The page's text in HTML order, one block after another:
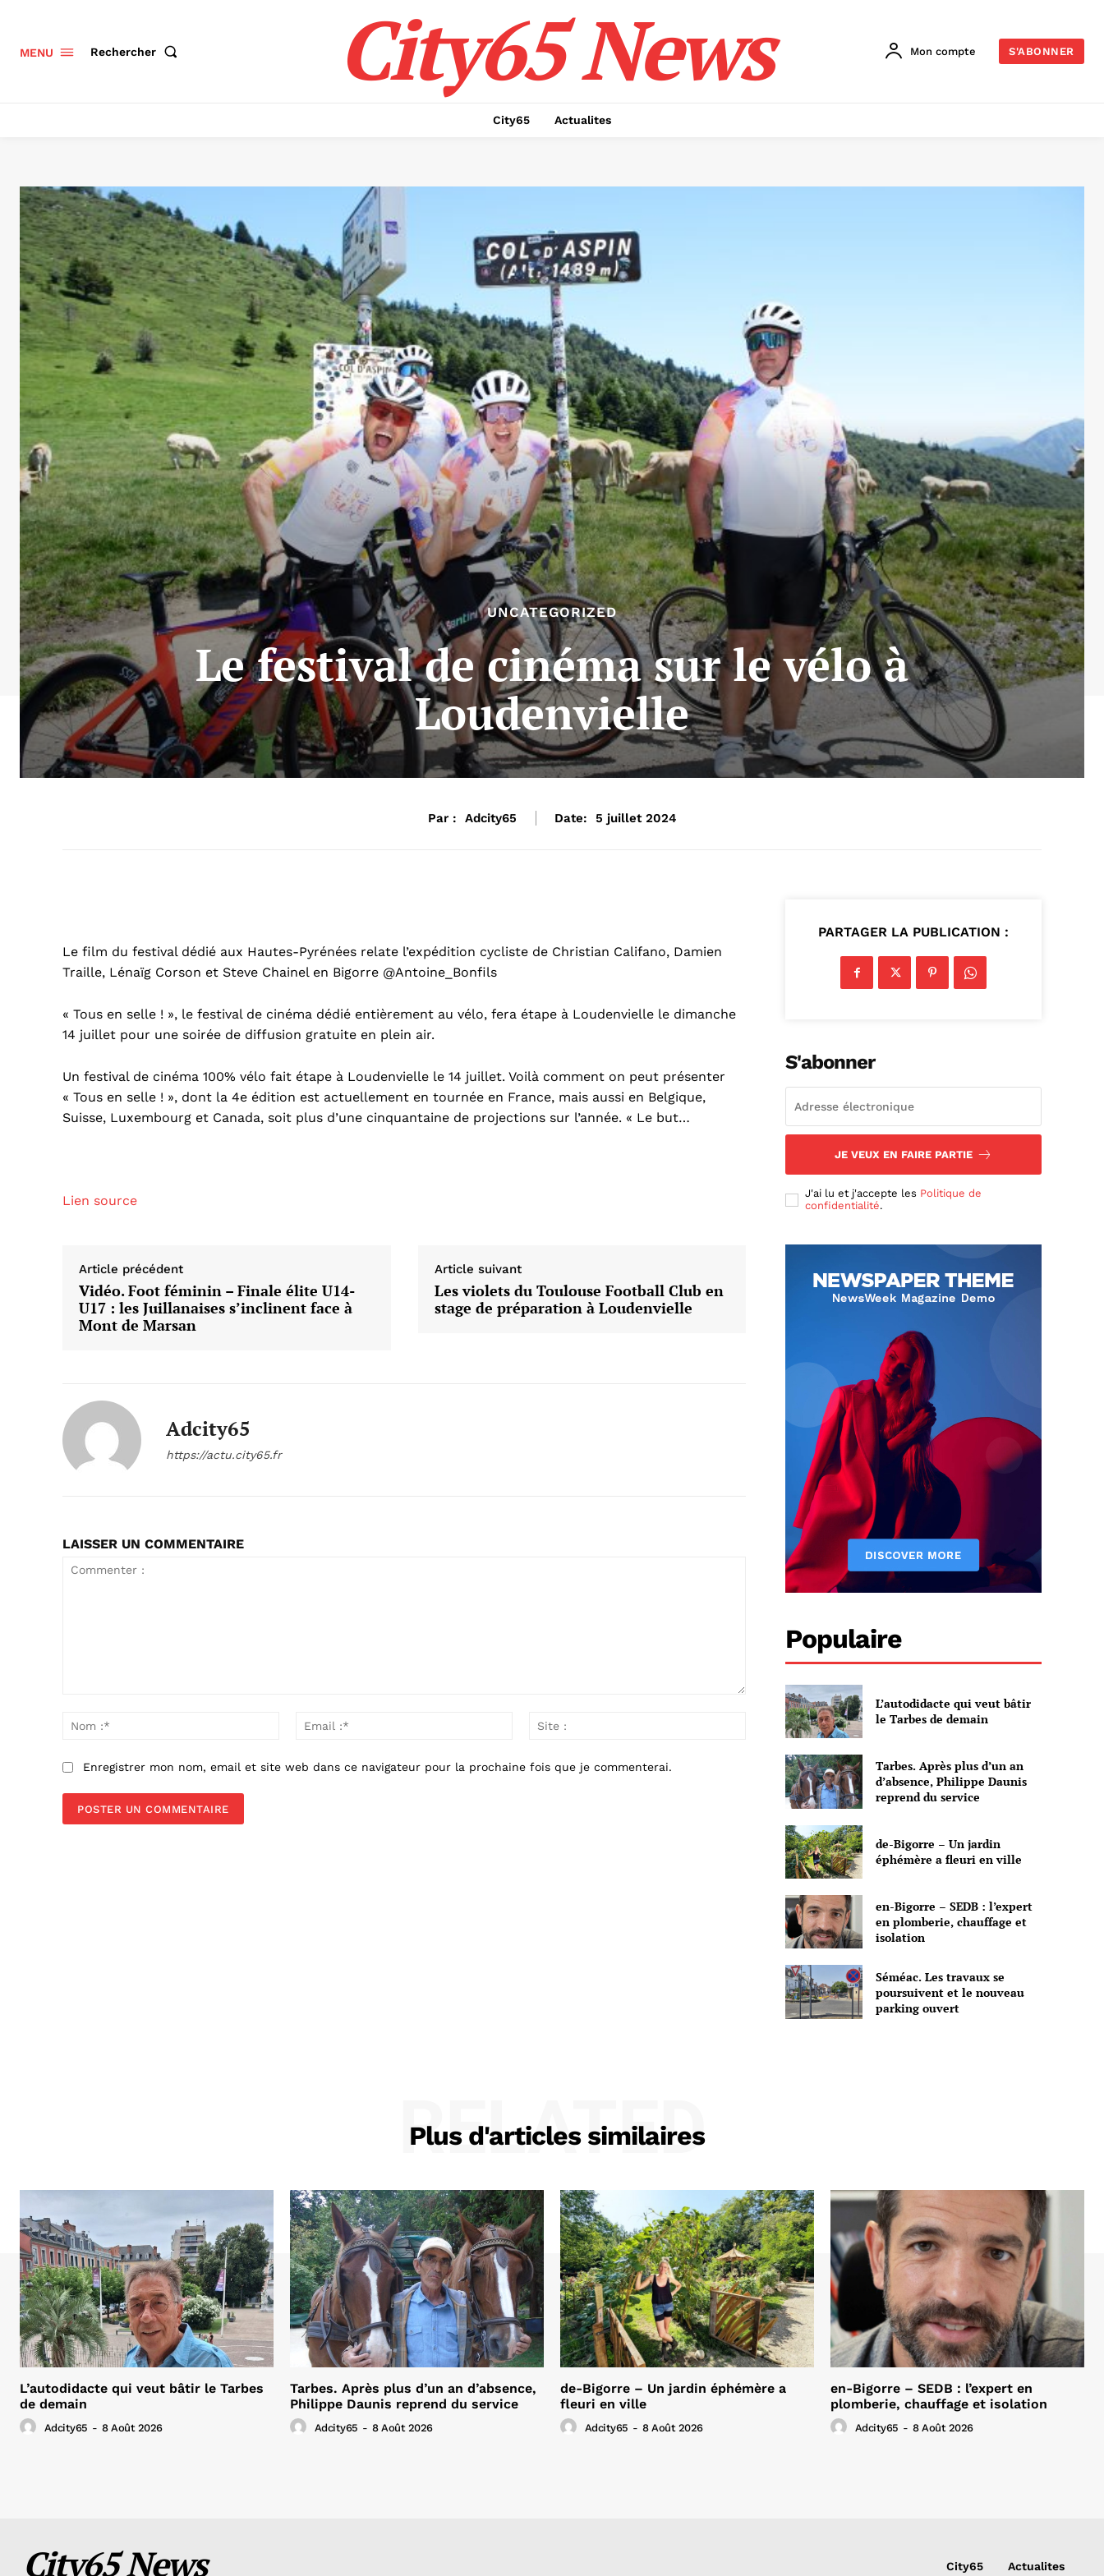
MENU Rechercher City65 News Mon compte S'ABONNER
City65 Actualites
UNCATEGORIZED
Le festival de cinéma sur le vélo à
Loudenvielle
Par : Adcity65 Date: 5 juillet 2024
Le film du festival dédié aux Hautes-Pyrénées relate l’expédition cycliste de Christian Califano, Damien
Traille, Lénaïg Corson et Steve Chainel en Bigorre @Antoine_Bonfils
« Tous en selle ! », le festival de cinéma dédié entièrement au vélo, fera étape à Loudenvielle le dimanche
14 juillet pour une soirée de diffusion gratuite en plein air.
Un festival de cinéma 100% vélo fait étape à Loudenvielle le 14 juillet. Voilà comment on peut présenter
« Tous en selle ! », dont la 4e édition est actuellement en tournée en France, mais aussi en Belgique,
Suisse, Luxembourg et Canada, soit plus d’une cinquantaine de projections sur l’année. « Le but…
Lien source
Article précédent
Vidéo. Foot féminin – Finale élite U14-
U17 : les Juillanaises s’inclinent face à
Mont de Marsan
Article suivant
Les violets du Toulouse Football Club en
stage de préparation à Loudenvielle
Adcity65
https://actu.city65.fr
LAISSER UN COMMENTAIRE
Email
Enregistrer mon nom, email et site web dans ce navigateur pour la prochaine fois que je commenterai.
PARTAGER LA PUBLICATION :
S'abonner
JE VEUX EN FAIRE PARTIE
J'ai lu et j'accepte les Politique de
confidentialité.
Populaire
L’autodidacte qui veut bâtir
le Tarbes de demain
Tarbes. Après plus d’un an
d’absence, Philippe Daunis
reprend du service
de-Bigorre – Un jardin
éphémère a fleuri en ville
en-Bigorre – SEDB : l’expert
en plomberie, chauffage et
isolation
Séméac. Les travaux se
poursuivent et le nouveau
parking ouvert
Plus d'articles similaires
RELATED
L’autodidacte qui veut bâtir le Tarbes
de demain
Adcity65 - 8 Août 2026
Tarbes. Après plus d’un an d’absence,
Philippe Daunis reprend du service
Adcity65 - 8 Août 2026
de-Bigorre – Un jardin éphémère a
fleuri en ville
Adcity65 - 8 Août 2026
en-Bigorre – SEDB : l’expert en
plomberie, chauffage et isolation
Adcity65 - 8 Août 2026
City65 News City65 Actualites